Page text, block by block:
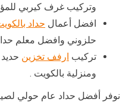
وتركيب غرف كيربي
افضل أعمال حداد
حلزوني وافضل معلم
تركيب ارفف تخزين
ومنزلية بالكويت .
نوفر أفضل حداد عام حولي